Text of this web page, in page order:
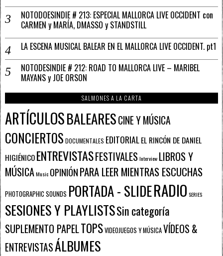
NOTODOESINDIE # 213: ESPECIAL MALLORCA LIVE OCCIDENT con
CARMEN y MARÍA, DMASSO y STANDSTILL
LA ESCENA MUSICAL BALEAR EN EL MALLORCA LIVE OCCIDENT. pt1
NOTODESINDIE # 212: ROAD TO MALLORCA LIVE – MARIBEL
MAYANS y JOE ORSON
SALMONES A LA CARTA
ARTÍCULOSBALEARESCINE Y MÚSICA
CONCIERTOS DOCUMENTALES EDITORIALEL RINCÓN DE DANIEL
HIGIÉNICOENTREVISTASFESTIVALESInterview LIBROS Y
MÚSICAMusic OPINIÓNPARA LEER MIENTRAS ESCUCHAS
PHOTOGRAPHIC SOUNDS PORTADA - SLIDERADIO SERIES
SESIONES Y PLAYLISTSSin categoría
SUPLEMENTO PAPELTOPSVIDEOJUEGOS Y MÚSICAVÍDEOS &
ENTREVISTASÁLBUMES